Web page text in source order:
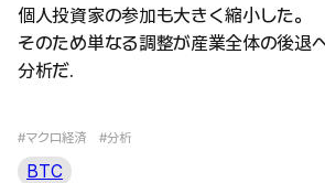
個人投資家の参加も大きく縮小した。
そのため単なる調整が産業全体の後退
分析だ.
#マクロ経済 #分析
BTC